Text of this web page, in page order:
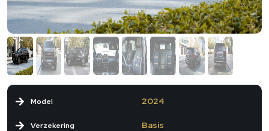
Model
Verzekering
2024
Basis